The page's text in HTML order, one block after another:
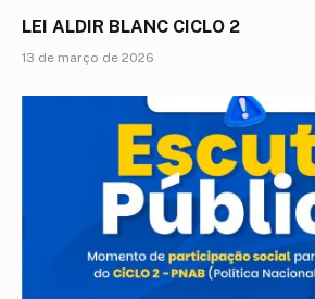
LEI ALDIR BLANC CICLO 2
13 de março de 2026